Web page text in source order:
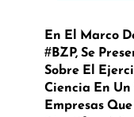
En El Marco
#BZP, Se
Sobre El
Ciencia En Un
Empresas